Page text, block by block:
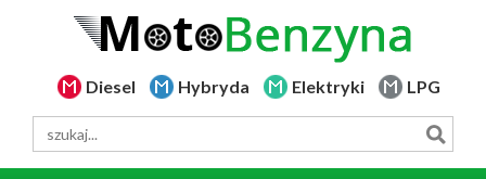
Diesel Hybryda Elektryki LPG